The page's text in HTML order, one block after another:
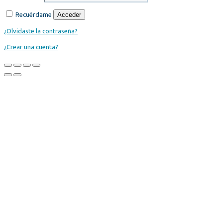
Recuérdame Acceder
¿Olvidaste la contraseña?
¿Crear una cuenta?